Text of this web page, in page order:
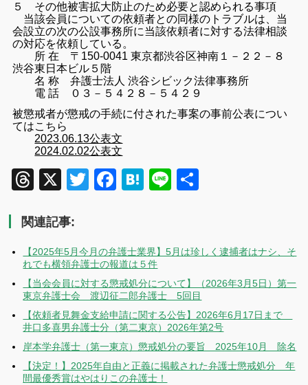
５ その他被害拡大防止のため必要と認められる事項
当該会員についての依頼者との同様のトラブルは、当
会設立の次の公設事務所に当該依頼者に対する法律相談
の対応を依頼している。
所 在 〒150-0041 東京都渋谷区神南１－２２－８
渋谷東日本ビル５階
名 称 弁護士法人 渋谷シビック法律事務所
電 話 ０３－５４２８－５４２９
被懲戒者が懲戒の手続に付された事案の事前公表につい
てはこちら
2023.06.13公表文
2024.02.02公表文
Threads
X TwitterFacebook
Hatena
Line
関連記事:
【2025年5月今月の弁護士業界】5月は珍しく逮捕者はナシ、そ
れでも横領弁護士の報道は５件
【当会会員に対する懲戒処分について】（2026年3月5日）第一
東京弁護士会 渡辺征二郎弁護士 5回目
【依頼者見舞金支給申請に関する公告】2026年6月17日まで
井口多喜男弁護士分（第二東京）2026年第2号
岸本学弁護士（第一東京）懲戒処分の要旨 2025年10月 除名
【決定！】2025年自由と正義に掲載された弁護士懲戒処分 年
間最優秀賞はやはりこの弁護士！